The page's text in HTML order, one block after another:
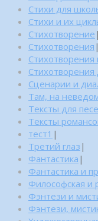
Стихи для
Стихи и их
Стихотворение |
Стихотворения |
Стихотворения
Стихотворения
Сценарии и
Там, на
Тексты для
Тексты
тест1 |
Третий глаз |
Фантастика |
Фантастика и
Философская и
Фэнтези и
Фэнтези,